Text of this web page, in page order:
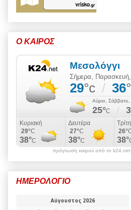
Ο ΚΑΙΡΟΣ
πρόγνωση καιρού από το k24.net
ΗΜΕΡΟΛΟΓΙΟ